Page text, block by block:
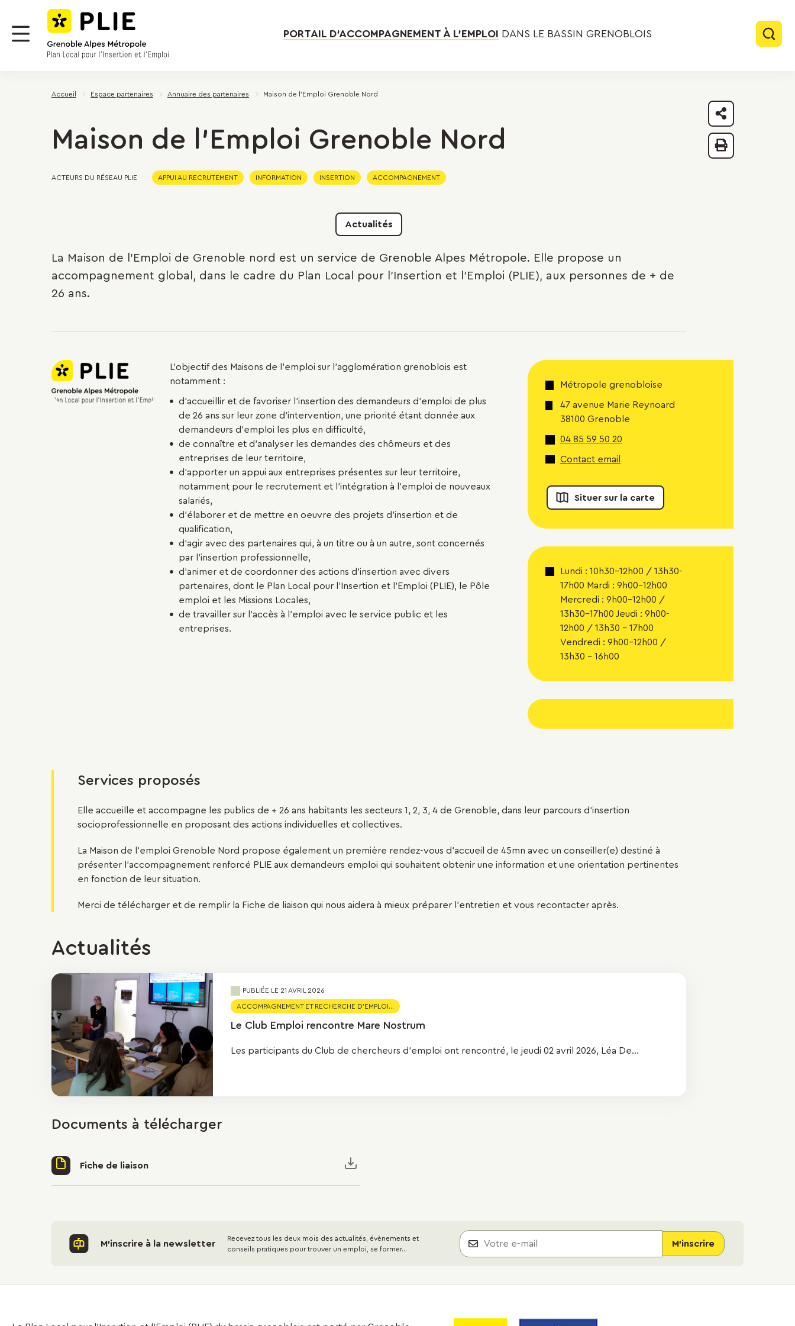
Panneau de gestion des cookies
Menu
PORTAIL D’ACCOMPAGNEMENT À L’EMPLOI DANS LE BASSIN GRENOBLOIS
Accueil Espace partenaires Annuaire des partenaires Maison de l'Emploi Grenoble Nord
Maison de l'Emploi Grenoble Nord
ACTEURS DU RÉSEAU PLIE APPUI AU RECRUTEMENT INFORMATION INSERTION ACCOMPAGNEMENT
Actualités
La Maison de l'Emploi de Grenoble nord est un service de Grenoble Alpes Métropole. Elle propose un
accompagnement global, dans le cadre du Plan Local pour l'Insertion et l'Emploi (PLIE), aux personnes de + de
26 ans.
L’objectif des Maisons de l'emploi sur l'agglomération grenoblois est
notamment :
d’accueillir et de favoriser l’insertion des demandeurs d’emploi de plus
de 26 ans sur leur zone d’intervention, une priorité étant donnée aux
demandeurs d’emploi les plus en difficulté,
de connaître et d’analyser les demandes des chômeurs et des
entreprises de leur territoire,
d’apporter un appui aux entreprises présentes sur leur territoire,
notamment pour le recrutement et l’intégration à l’emploi de nouveaux
salariés,
d’élaborer et de mettre en oeuvre des projets d’insertion et de
qualification,
d’agir avec des partenaires qui, à un titre ou à un autre, sont concernés
par l’insertion professionnelle,
d’animer et de coordonner des actions d’insertion avec divers
partenaires, dont le Plan Local pour l’Insertion et l’Emploi (PLIE), le Pôle
emploi et les Missions Locales,
de travailler sur l’accès à l’emploi avec le service public et les
entreprises.
Métropole grenobloise
47 avenue Marie Reynoard
38100 Grenoble
04 85 59 50 20
Contact email
Situer sur la carte
Lundi : 10h30-12h00 / 13h30-
17h00 Mardi : 9h00-12h00
Mercredi : 9h00-12h00 /
13h30-17h00 Jeudi : 9h00-
12h00 / 13h30 – 17h00
Vendredi : 9h00-12h00 /
13h30 – 16h00
Services proposés
Elle accueille et accompagne les publics de + 26 ans habitants les secteurs 1, 2, 3, 4 de Grenoble, dans leur parcours d'insertion
socioprofessionnelle en proposant des actions individuelles et collectives.
La Maison de l'emploi Grenoble Nord propose également un première rendez-vous d'accueil de 45mn avec un conseiller(e) destiné à
présenter l'accompagnement renforcé PLIE aux demandeurs emploi qui souhaitent obtenir une information et une orientation pertinentes
en fonction de leur situation.
Merci de télécharger et de remplir la Fiche de liaison qui nous aidera à mieux préparer l'entretien et vous recontacter après.
Actualités
PUBLIÉE LE 21 AVRIL 2026
ACCOMPAGNEMENT ET RECHERCHE D'EMPLOI...
Le Club Emploi rencontre Mare Nostrum
Les participants du Club de chercheurs d'emploi ont rencontré, le jeudi 02 avril 2026, Léa De...
Documents à télécharger
Fiche de liaison
Partager
Imprimer
M'inscrire à la newsletter
Recevez tous les deux mois des actualités, évènements et
conseils pratiques pour trouver un emploi, se former...